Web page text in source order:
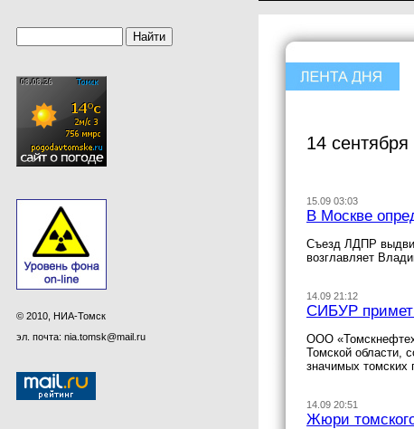
© 2010, НИА-Томск
эл. почта: nia.tomsk@mail.ru
14 сентября
15.09 03:03
В Москве
Съезд ЛДПР
возглавляет
14.09 21:12
СИБУР примет
ООО
Томской области,
значимых томских
14.09 20:51
Жюри